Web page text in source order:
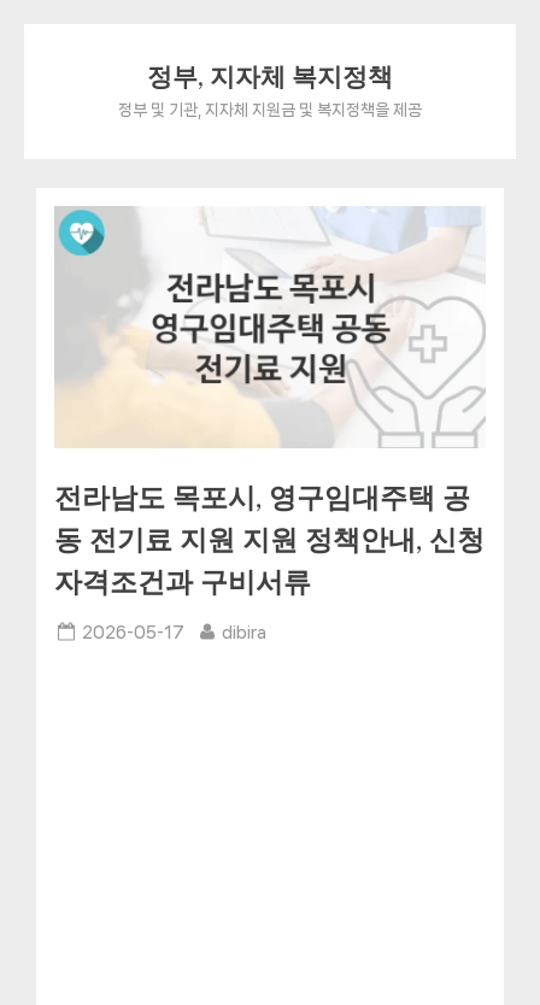
정부, 지자체 복지정책
정부 및 기관, 지자체 지원금 및 복지정책을 제공
전라남도 목포시, 영구임대주택 공
동 전기료 지원 지원 정책안내, 신청
자격조건과 구비서류
Posted
2026-05-17 By
dibira